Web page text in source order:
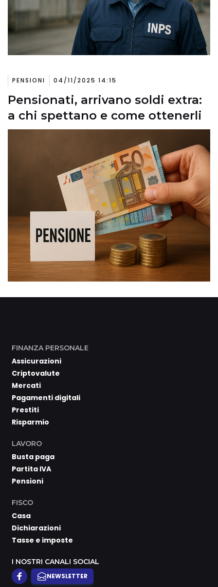
PENSIONI 04/11/2025 14:15
Pensionati, arrivano soldi extra:
a chi spettano e come ottenerli
FINANZA PERSONALE
Assicurazioni
Criptovalute
Mercati
Pagamenti digitali
Prestiti
Risparmio
LAVORO
Busta paga
Partita IVA
Pensioni
FISCO
Casa
Dichiarazioni
Tasse e imposte
I NOSTRI CANALI SOCIAL
NEWSLETTER